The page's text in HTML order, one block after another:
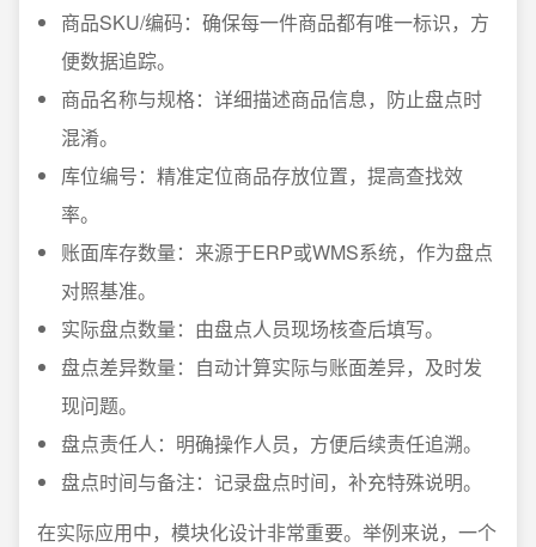
商品SKU/编码：确保每一件商品都有唯一标识，方
便数据追踪。
商品名称与规格：详细描述商品信息，防止盘点时
混淆。
库位编号：精准定位商品存放位置，提高查找效
率。
账面库存数量：来源于ERP或WMS系统，作为盘点
对照基准。
实际盘点数量：由盘点人员现场核查后填写。
盘点差异数量：自动计算实际与账面差异，及时发
现问题。
盘点责任人：明确操作人员，方便后续责任追溯。
盘点时间与备注：记录盘点时间，补充特殊说明。
在实际应用中，模块化设计非常重要。举例来说，一个